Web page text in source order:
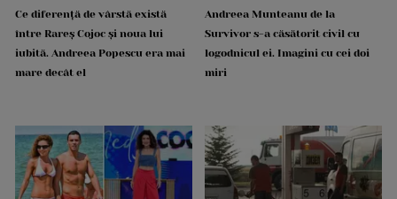
Ce diferență de vârstă există
între Rareș Cojoc și noua lui
iubită. Andreea Popescu era mai
mare decât el
Andreea Munteanu de la
Survivor s-a căsătorit civil cu
logodnicul ei. Imagini cu cei doi
miri